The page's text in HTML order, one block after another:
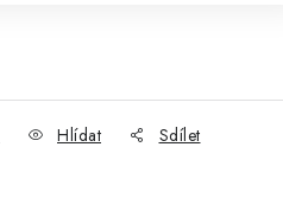
Hlídat Sdílet